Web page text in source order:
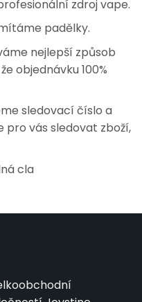
zdroj vape.
padělky.
nejlepší způsob
objednávku 100%
sledovací číslo a
vás sledovat zboží,
cla